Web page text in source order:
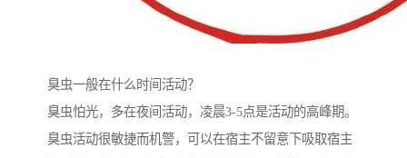
臭虫一般在什么时间活动？
臭虫怕光，多在夜间活动，凌晨3-5点是活动的高峰期。
臭虫活动很敏捷而机警，可以在宿主不留意下吸取宿主